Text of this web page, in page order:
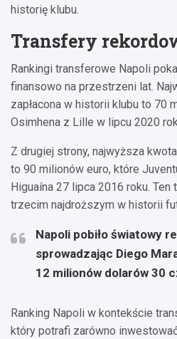
historię klubu.
Transfery
Rankingi transferowe Napoli
finansowo na przestrzeni lat.
zapłacona w historii klubu to 70
Osimhena z Lille w lipcu 2020
Z drugiej strony, najwyższa
to 90 milionów euro, które
Higuaína 27 lipca 2016 roku. Ten
trzecim najdroższym w historii
Napoli pobiło światowy
sprowadzając Diego
12 milionów dolarów 30
Ranking Napoli w kontekście
który potrafi zarówno